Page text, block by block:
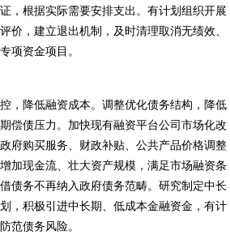
，根据实际需要安排支出。有计划组织开展
价，建立退出机制，及时清理取消无绩效、
项资金项目。
控，降低融资成本。调整优化债务结构，降低
偿债压力。加快现有融资平台公司市场化改
府购买服务、财政补贴、公共产品价格调整
加现金流、壮大资产规模，满足市场融资条
债务不再纳入政府债务范畴。研究制定中长
，积极引进中长期、低成本金融资金，有计
范债务风险。